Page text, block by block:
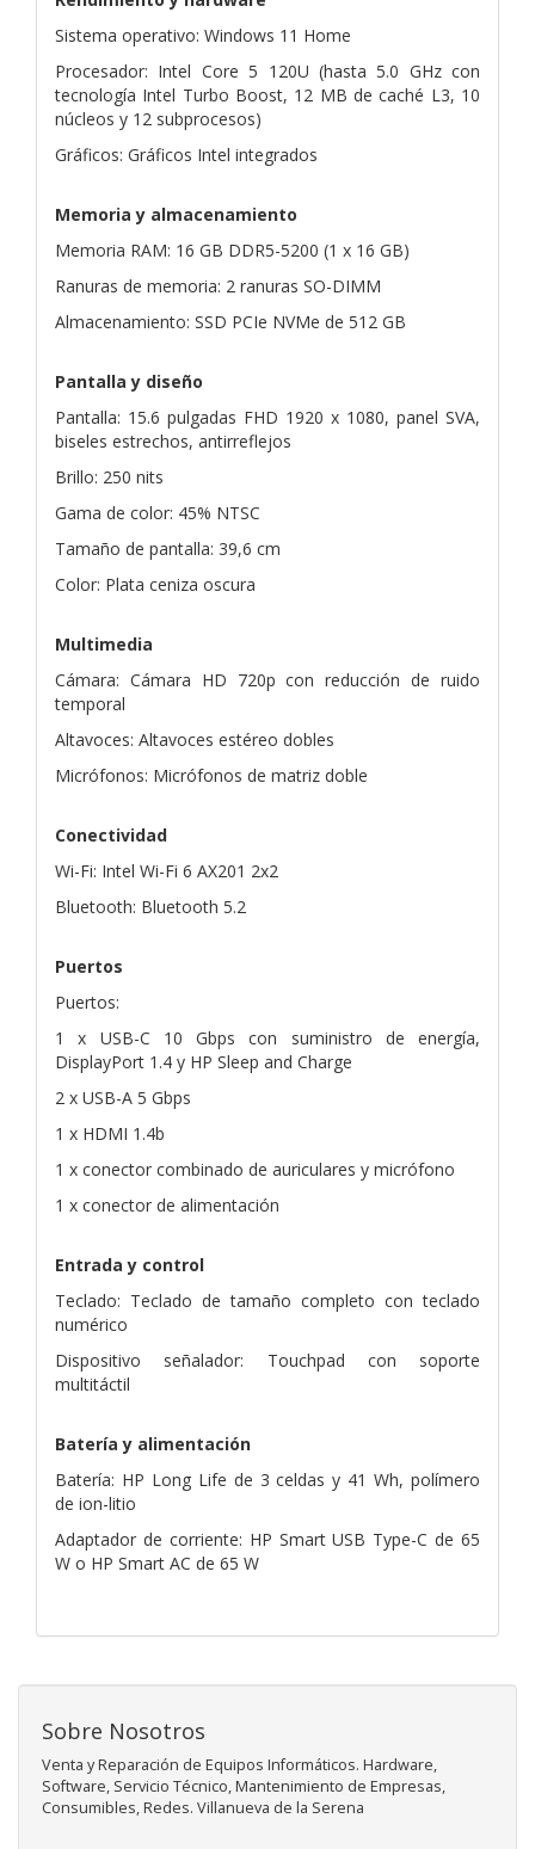
Sistema operativo: Windows 11 Home
Procesador: Intel Core 5 120U (hasta 5.0 GHz con
tecnología Intel Turbo Boost, 12 MB de caché L3, 10
núcleos y 12 subprocesos)
Gráficos: Gráficos Intel integrados
Memoria y almacenamiento
Memoria RAM: 16 GB DDR5-5200 (1 x 16 GB)
Ranuras de memoria: 2 ranuras SO-DIMM
Almacenamiento: SSD PCIe NVMe de 512 GB
Pantalla y diseño
Pantalla: 15.6 pulgadas FHD 1920 x 1080, panel SVA,
biseles estrechos, antirreflejos
Brillo: 250 nits
Gama de color: 45% NTSC
Tamaño de pantalla: 39,6 cm
Color: Plata ceniza oscura
Multimedia
Cámara: Cámara HD 720p con reducción de ruido
temporal
Altavoces: Altavoces estéreo dobles
Micrófonos: Micrófonos de matriz doble
Conectividad
Wi-Fi: Intel Wi-Fi 6 AX201 2x2
Bluetooth: Bluetooth 5.2
Puertos
Puertos:
1 x USB-C 10 Gbps con suministro de energía,
DisplayPort 1.4 y HP Sleep and Charge
2 x USB-A 5 Gbps
1 x HDMI 1.4b
1 x conector combinado de auriculares y micrófono
1 x conector de alimentación
Entrada y control
Teclado: Teclado de tamaño completo con teclado
numérico
Dispositivo señalador: Touchpad con soporte
multitáctil
Batería y alimentación
Batería: HP Long Life de 3 celdas y 41 Wh, polímero
de ion-litio
Adaptador de corriente: HP Smart USB Type-C de 65
W o HP Smart AC de 65 W
Sobre Nosotros
Venta y Reparación de Equipos Informáticos. Hardware,
Software, Servicio Técnico, Mantenimiento de Empresas,
Consumibles, Redes. Villanueva de la Serena